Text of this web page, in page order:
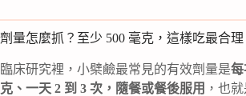
劑量怎麼抓？至少 500 毫克，這樣吃最合理
臨床研究裡，小檗鹼最常見的有效劑量是每
克、一天 2 到 3 次，隨餐或餐後服用 ，也